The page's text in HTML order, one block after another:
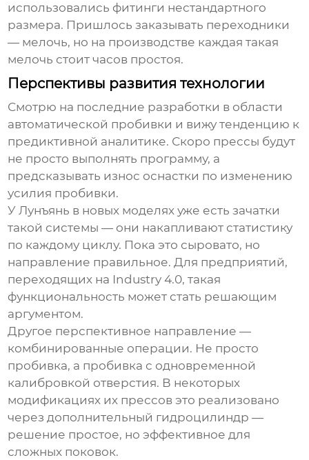
использовались фитинги нестандартного
размера. Пришлось заказывать переходники
— мелочь, но на производстве каждая такая
мелочь стоит часов простоя.
Перспективы развития технологии
Смотрю на последние разработки в области
автоматической пробивки и вижу тенденцию к
предиктивной аналитике. Скоро прессы будут
не просто выполнять программу, а
предсказывать износ оснастки по изменению
усилия пробивки.
У Лунъянь в новых моделях уже есть зачатки
такой системы — они накапливают статистику
по каждому циклу. Пока это сыровато, но
направление правильное. Для предприятий,
переходящих на Industry 4.0, такая
функциональность может стать решающим
аргументом.
Другое перспективное направление —
комбинированные операции. Не просто
пробивка, а пробивка с одновременной
калибровкой отверстия. В некоторых
модификациях их прессов это реализовано
через дополнительный гидроцилиндр —
решение простое, но эффективное для
сложных поковок.